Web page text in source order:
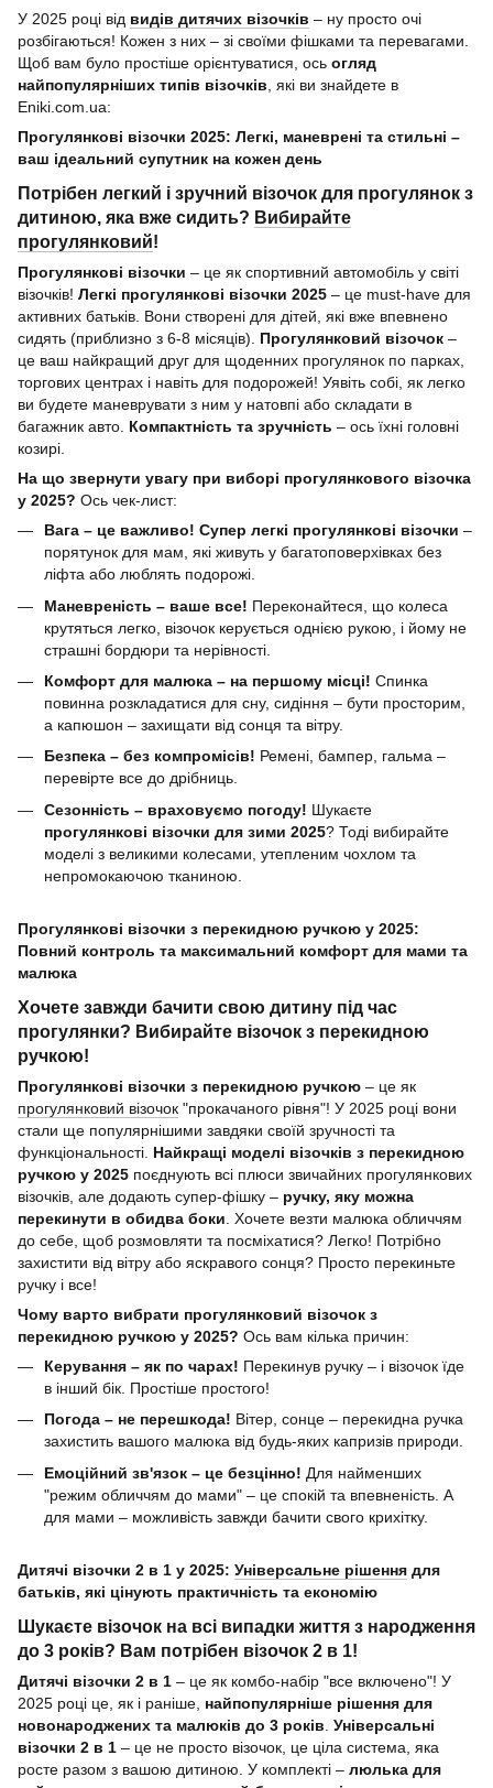
У 2025 році від видів дитячих візочків – ну просто очі
розбігаються! Кожен з них – зі своїми фішками та перевагами.
Щоб вам було простіше орієнтуватися, ось огляд
найпопулярніших типів візочків, які ви знайдете в
Eniki.com.ua:
Прогулянкові візочки 2025: Легкі, маневрені та стильні –
ваш ідеальний супутник на кожен день
Потрібен легкий і зручний візочок для прогулянок з
дитиною, яка вже сидить? Вибирайте
прогулянковий!
Прогулянкові візочки – це як спортивний автомобіль у світі
візочків! Легкі прогулянкові візочки 2025 – це must-have для
активних батьків. Вони створені для дітей, які вже впевнено
сидять (приблизно з 6-8 місяців). Прогулянковий візочок –
це ваш найкращий друг для щоденних прогулянок по парках,
торгових центрах і навіть для подорожей! Уявіть собі, як легко
ви будете маневрувати з ним у натовпі або складати в
багажник авто. Компактність та зручність – ось їхні головні
козирі.
На що звернути увагу при виборі прогулянкового візочка
у 2025? Ось чек-лист:
Вага – це важливо! Супер легкі прогулянкові візочки –
порятунок для мам, які живуть у багатоповерхівках без
ліфта або люблять подорожі.
Маневреність – ваше все! Переконайтеся, що колеса
крутяться легко, візочок керується однією рукою, і йому не
страшні бордюри та нерівності.
Комфорт для малюка – на першому місці! Спинка
повинна розкладатися для сну, сидіння – бути просторим,
а капюшон – захищати від сонця та вітру.
Безпека – без компромісів! Ремені, бампер, гальма –
перевірте все до дрібниць.
Сезонність – враховуємо погоду! Шукаєте
прогулянкові візочки для зими 2025? Тоді вибирайте
моделі з великими колесами, утепленим чохлом та
непромокаючою тканиною.
Прогулянкові візочки з перекидною ручкою у 2025:
Повний контроль та максимальний комфорт для мами та
малюка
Хочете завжди бачити свою дитину під час
прогулянки? Вибирайте візочок з перекидною
ручкою!
Прогулянкові візочки з перекидною ручкою – це як
прогулянковий візочок "прокачаного рівня"! У 2025 році вони
стали ще популярнішими завдяки своїй зручності та
функціональності. Найкращі моделі візочків з перекидною
ручкою у 2025 поєднують всі плюси звичайних прогулянкових
візочків, але додають супер-фішку – ручку, яку можна
перекинути в обидва боки . Хочете везти малюка обличчям
до себе, щоб розмовляти та посміхатися? Легко! Потрібно
захистити від вітру або яскравого сонця? Просто перекиньте
ручку і все!
Чому варто вибрати прогулянковий візочок з
перекидною ручкою у 2025? Ось вам кілька причин:
Керування – як по чарах! Перекинув ручку – і візочок їде
в інший бік. Простіше простого!
Погода – не перешкода! Вітер, сонце – перекидна ручка
захистить вашого малюка від будь-яких капризів природи.
Емоційний зв'язок – це безцінно! Для найменших
"режим обличчям до мами" – це спокій та впевненість. А
для мами – можливість завжди бачити свого крихітку.
Дитячі візочки 2 в 1 у 2025: Універсальне рішення для
батьків, які цінують практичність та економію
Шукаєте візочок на всі випадки життя з народження
до 3 років? Вам потрібен візочок 2 в 1!
Дитячі візочки 2 в 1 – це як комбо-набір "все включено"! У
2025 році це, як і раніше, найпопулярніше рішення для
новонароджених та малюків до 3 років Універсальні
візочки 2 в 1 – це не просто візочок, це ціла система, яка
росте разом з вашою дитиною. У комплекті – люлька для